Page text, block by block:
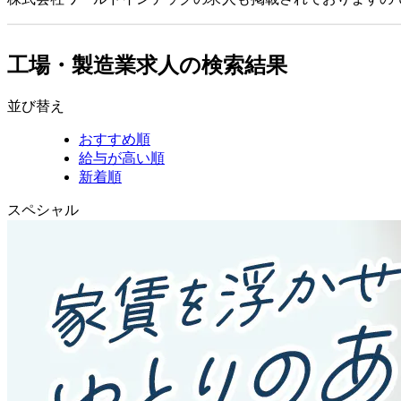
工場・製造業求人の検索結果
並び替え
おすすめ順
給与が高い順
新着順
スペシャル